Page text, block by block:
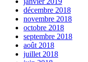
décembre 2018
novembre 2018
octobre 2018
septembre 2018
août 2018
juillet 2018